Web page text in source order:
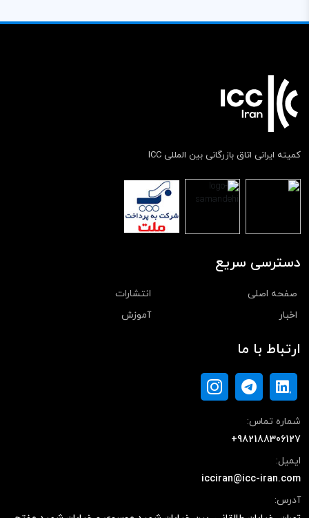
کمیته ایرانی اتاق بازرگانی بین المللی ICC
دسترسی سریع
صفحه اصلی
انتشارات
اخبار
آموزش
ارتباط با ما
شماره تماس:
+982188306127
ایمیل:
icciran@icc-iran.com
آدرس: